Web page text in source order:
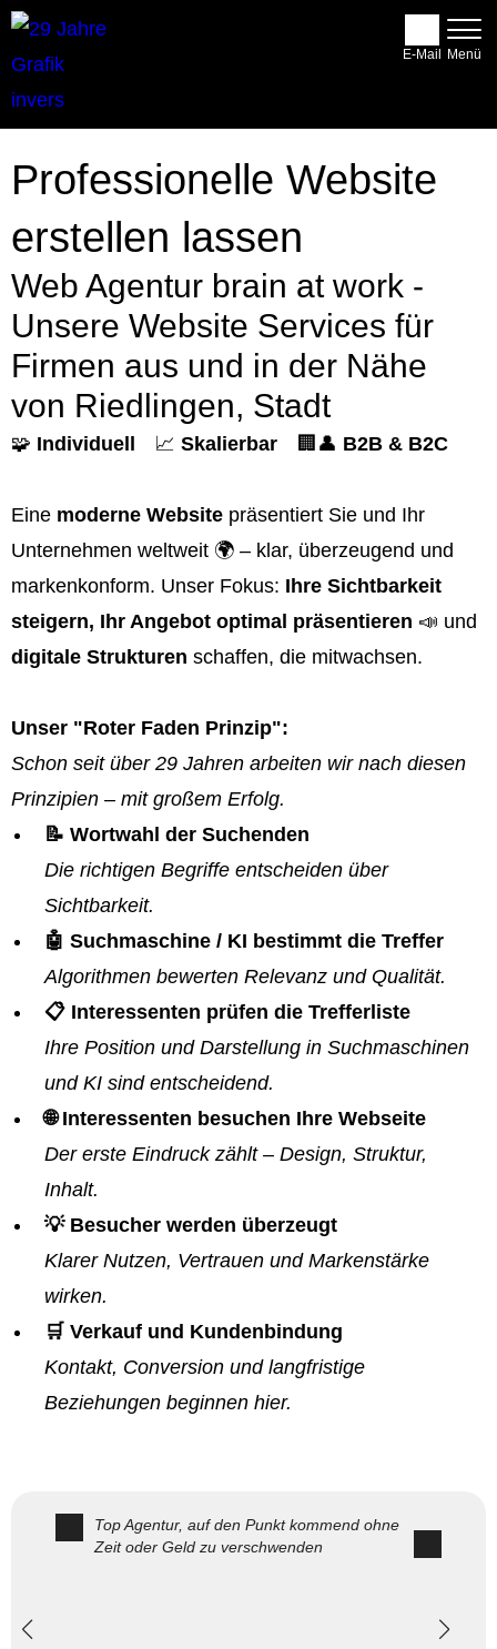
Professionelle Website
erstellen lassen
Web Agentur brain at work -
Unsere Website Services für
Firmen aus und in der Nähe
von Riedlingen, Stadt
🧩 Individuell 📈 Skalierbar 🏢👤 B2B & B2C
Eine moderne Website präsentiert Sie und Ihr
Unternehmen weltweit 🌍 – klar, überzeugend und
markenkonform. Unser Fokus: Ihre Sichtbarkeit
steigern, Ihr Angebot optimal präsentieren 📣 und
digitale Strukturen schaffen, die mitwachsen.
Unser "Roter Faden Prinzip":
Schon seit über 29 Jahren arbeiten wir nach diesen
Prinzipien – mit großem Erfolg.
📝 Wortwahl der Suchenden
Die richtigen Begriffe entscheiden über
Sichtbarkeit.
🤖 Suchmaschine / KI bestimmt die Treffer
Algorithmen bewerten Relevanz und Qualität.
📋 Interessenten prüfen die Trefferliste
Ihre Position und Darstellung in Suchmaschinen
und KI sind entscheidend.
🌐 Interessenten besuchen Ihre Webseite
Der erste Eindruck zählt – Design, Struktur,
Inhalt.
💡 Besucher werden überzeugt
Klarer Nutzen, Vertrauen und Markenstärke
wirken.
🛒 Verkauf und Kundenbindung
Kontakt, Conversion und langfristige
Beziehungen beginnen hier.
Top Agentur, auf den Punkt kommend ohne
Zeit oder Geld zu verschwenden